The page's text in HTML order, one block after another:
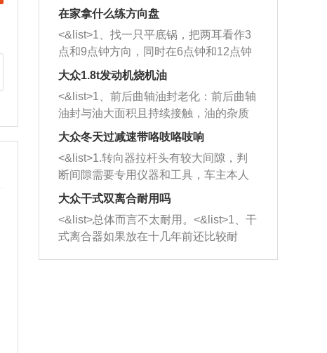
者是细棍，直接将杂物给取出来，如果
堵塞情况比较严重，也可以采取应急措
施。 <&list>2、直接利用木棍将所有的
杂物推到排气管里面的位置处，然后将
三元催化器拆解开，就可以将堵塞的东
西取出来。但如果是因为积碳过多引起
的堵塞，就需要将三元催化器泡在草酸
洗剂对堵塞的情况得到解决，将清洗剂
放在燃油箱中，与燃油混合后，车辆启
动时，就可以和汽油一起进入到燃烧
室，最后形成废气排出，就可以让三元
催化器得到清洗，排气管堵塞的情况就
能够得到解决。
在家拿什么练方向盘
<&list>1、找一只平底锅，把两耳看作3
点和9点钟方向，同时在6点钟和12点钟
方向做一个标记。 <&list>2、双手握住
一圈半的练习，往右同样也要打相同的
圈数。 <&list>3、最后强调要反复练
习，这样就可以形成肌肉记忆，在真实
驾驶车辆时，不需要记忆也能打好方
向。
大众1.8t发动机烧机油
<&list>1、前后曲轴油封老化：前后曲轴
油封与油大面积且持续接触，油的杂质
和发动机内持续温度变化使其密封效果
逐渐减弱，导致渗油或漏油。<&list>2、
活塞间隙过大：积碳会使活塞环与缸体
的间隙扩大，导致机油流入燃烧室中，
造成烧机油。<&list>3、机油粘度。使用
机油粘度过小的话，同样会有烧机油现
象，机油粘度过小具有很好的流动性，
大众冬天过减速带咯吱咯吱响
<&list>1.转向器拉杆头有较大间隙，判
断间隙需要专用仪器和工具，车主本人
无法制作，需要将车辆送到修理厂或4s
店；<&list>2.车辆半轴套管防尘罩破
裂，破裂后会出现漏油现象，使半轴磨
损严重，磨损的半轴容易损坏，产生异
响；<&list>3.稳定器的转向胶套和球头
大众干式双离合耐用吗
<&list>总体而言不太耐用。<&list>1、干
式离合器如果放在十几年前还比较耐